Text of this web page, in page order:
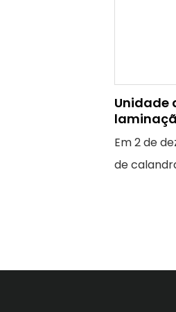
Unidade
produz
mais
Em 2 de
de